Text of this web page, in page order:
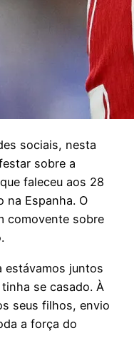
sociais, nesta
sobre a
faleceu aos 28
na Espanha. O
comovente sobre
estávamos juntos
se casado. À
seus filhos, envio
a força do